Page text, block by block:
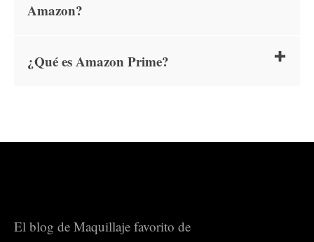
Amazon?
¿Qué es Amazon Prime?
El blog de Maquillaje favorito de